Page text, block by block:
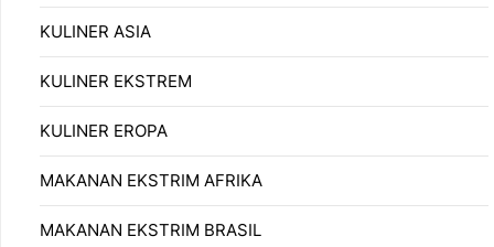
KULINER ASIA
KULINER EKSTREM
KULINER EROPA
MAKANAN EKSTRIM AFRIKA
MAKANAN EKSTRIM BRASIL